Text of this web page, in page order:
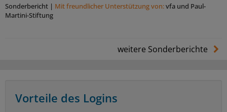
Sonderbericht | Mit freundlicher Unterstützung von:vfa und Paul-
Martini-Stiftung
weitere Sonderberichte
Vorteile des Logins